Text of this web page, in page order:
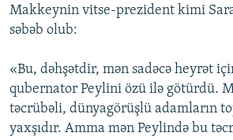
Makkeynin vitse-prezident kimi
səbəb olub:
«Bu, dəhşətdir, mən sadəcə heyrət
qubernator Peylini özü ilə götürdü.
təcrübəli, dünyagörüşlü adamların
yaxşıdır. Amma mən Peylində bu